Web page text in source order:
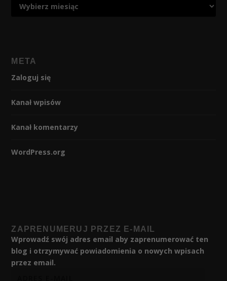
META
Zaloguj się
Kanał wpisów
Kanał komentarzy
WordPress.org
ZAPRENUMERUJ PRZEZ E-MAIL
Wprowadź swój adres email aby zaprenumerować ten
blog i otrzymywać powiadomienia o nowych wpisach
przez email.